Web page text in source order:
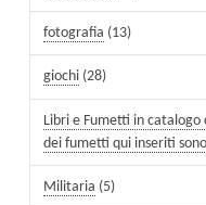
fotografia (13)
giochi (28)
Libri e Fumetti in
dei fumetti qui inseriti
Militaria (5)